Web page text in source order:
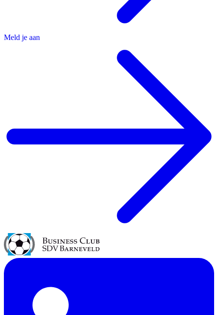
Meld je aan